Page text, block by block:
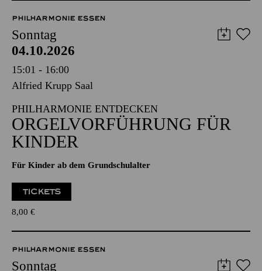
8,00 €
PHILHARMONIE ESSEN
Sonntag
04.10.2026
15:01 - 16:00
Alfried Krupp Saal
PHILHARMONIE ENTDECKEN
ORGEL­VORFÜHRUNG FÜR
Für Kinder ab dem Grundschulalter
8,00 €